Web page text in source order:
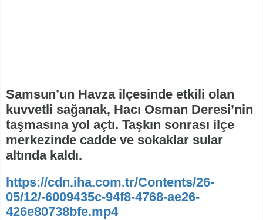
Samsun’un Havza ilçesinde etkili olan
kuvvetli sağanak, Hacı Osman Deresi’nin
taşmasına yol açtı. Taşkın sonrası ilçe
merkezinde cadde ve sokaklar sular
altında kaldı.
https://cdn.iha.com.tr/Contents/26-
05/12/-6009435c-94f8-4768-ae26-
426e80738bfe.mp4